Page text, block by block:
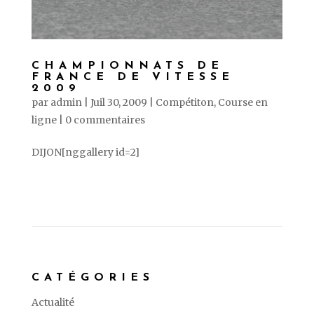
CHAMPIONNATS DE
FRANCE DE VITESSE
2009
par admin| Juil 30, 2009 Compétiton, Course en
ligne| 0 commentaires
DIJON[nggallery id=2]
CATÉGORIES
Actualité